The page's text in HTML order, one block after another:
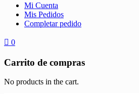
Mi Cuenta
Mis Pedidos
Completar pedido
0
Carrito de compras
No products in the cart.